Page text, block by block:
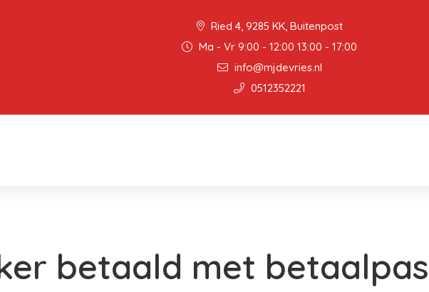
Ried 4, 9285 KK, Buitenpost
Ma - Vr 9:00 - 12:00 13:00 - 17:00
info@mjdevries.nl
0512352221
betaald met